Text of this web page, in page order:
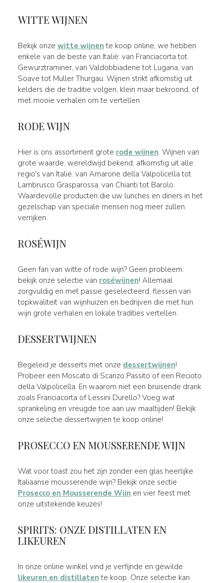
WITTE WIJNEN
Bekijk onze witte wijnen te koop online, we hebben
enkele van de beste van Italië: van Franciacorta tot
Gewurztraminer, van Valdobbiadene tot Lugana, van
Soave tot Muller Thurgau. Wijnen strikt afkomstig uit
kelders die de traditie volgen, klein maar bekroond, of
met mooie verhalen om te vertellen.
RODE WIJN
Hier is ons assortiment grote rode wijnen. Wijnen van
grote waarde, wereldwijd bekend, afkomstig uit alle
regio's van Italië: van Amarone della Valpolicella tot
Lambrusco Grasparossa, van Chianti tot Barolo.
Waardevolle producten die uw lunches en diners in het
gezelschap van speciale mensen nog meer zullen
verrijken.
ROSÉWIJN
Geen fan van witte of rode wijn? Geen probleem:
bekijk onze selectie van roséwijnen! Allemaal
zorgvuldig en met passie geselecteerd, flessen van
topkwaliteit van wijnhuizen en bedrijven die met hun
wijn grote verhalen en lokale tradities vertellen.
DESSERTWIJNEN
Begeleid je desserts met onze dessertwijnen!
Probeer een Moscato di Scanzo Passito of een Recioto
della Valpolicella. En waarom niet een bruisende drank
zoals Franciacorta of Lessini Durello? Voeg wat
sprankeling en vreugde toe aan uw maaltijden! Bekijk
onze selectie dessertwijnen te koop online!
PROSECCO EN MOUSSERENDE WIJN
Wat voor toast zou het zijn zonder een glas heerlijke
Italiaanse mousserende wijn? Bekijk onze sectie
Prosecco en Mousserende Wijn en vier feest met
onze uitstekende keuzes!
SPIRITS: ONZE DISTILLATEN EN
LIKEUREN
In onze online winkel vind je verfijnde en gewilde
likeuren en distillaten te koop. Onze selectie kan